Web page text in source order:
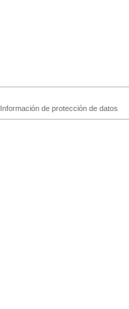
Información de protección de datos